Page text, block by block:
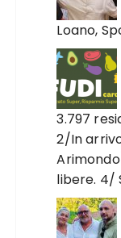
Loano,
3.797
2/In
libere. 4/